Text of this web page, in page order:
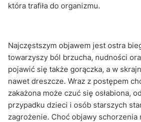
która trafiła do organizmu.
Najczęstszym objawem jest ostra
towarzyszy ból brzucha, nudności
pojawić się także gorączka, a w
nawet dreszcze. Wraz z postępem
zakażona może czuć się osłabiona,
przypadku dzieci i osób starszych
zagrożenie. Choć objawy schorzenia